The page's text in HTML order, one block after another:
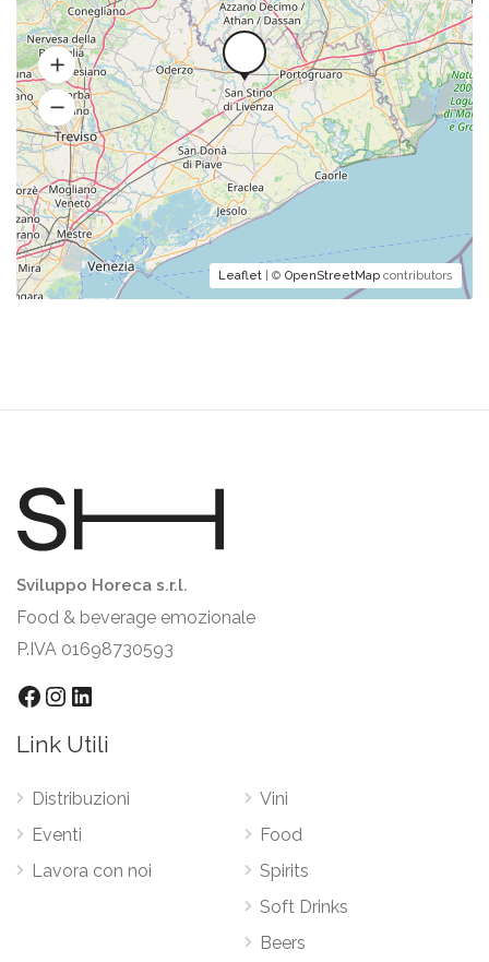
Leaflet | © OpenStreetMap contributors
Sviluppo Horeca s.r.l.
Food & beverage emozionale
P.IVA 01698730593
Facebook
Instagram
LinkedIn
Link Utili
Distribuzioni
Eventi
Lavora con noi
Vini
Food
Spirits
Soft Drinks
Beers